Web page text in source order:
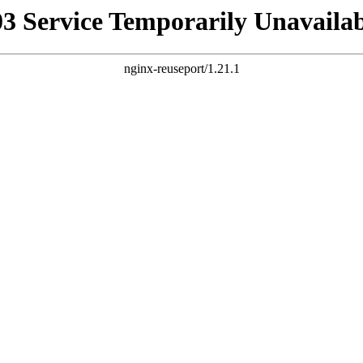
Service Temporarily
nginx-reuseport/1.21.1